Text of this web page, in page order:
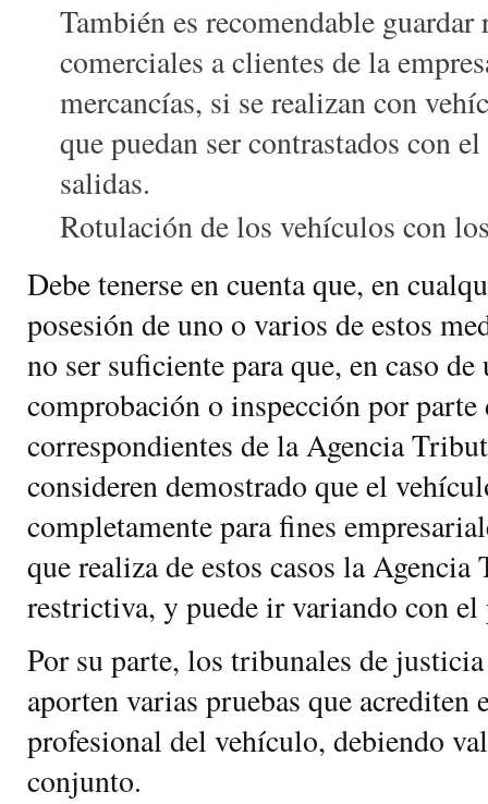
También es recomendable
comerciales a clientes de la
mercancías, si se realizan con
que puedan ser contrastados con
salidas.
Rotulación de los vehículos con
Debe tenerse en cuenta que, en
posesión de uno o varios de estos
no ser suficiente para que, en caso
comprobación o inspección por parte
correspondientes de la Agencia
consideren demostrado que el
completamente para fines
que realiza de estos casos la
restrictiva, y puede ir variando con
Por su parte, los tribunales de
aporten varias pruebas que acrediten
profesional del vehículo, debiendo
conjunto.